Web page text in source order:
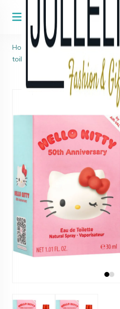
Home > Kids Beauty & Topmodel
toilette